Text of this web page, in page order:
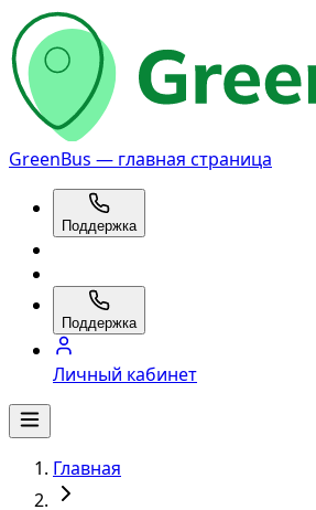
GreenBus — главная страница
Поддержка
Поддержка
Личный кабинет
Главная